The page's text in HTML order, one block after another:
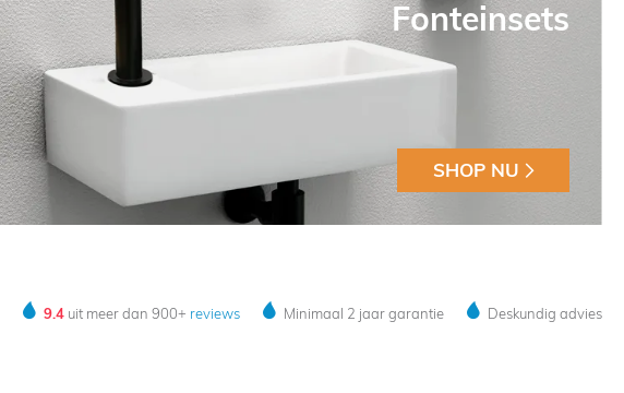
Fonteinsets
SHOP NU
9.4 uit meer dan 900+ reviews Minimaal 2 jaar garantie Deskundig advies